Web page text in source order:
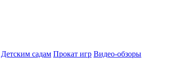
Детским садам Прокат игр Видео-обзоры